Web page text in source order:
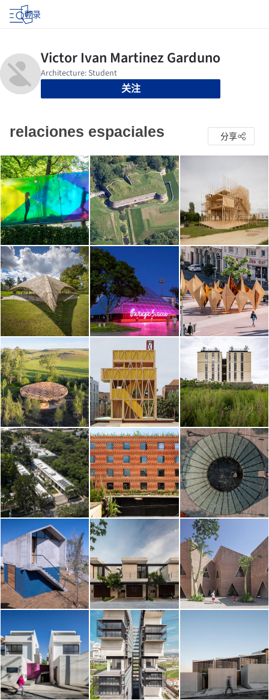
登录
关注
relaciones espaciales 分享